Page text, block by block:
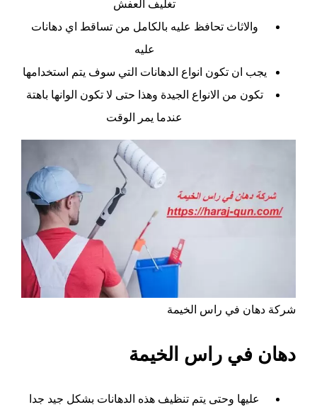
تغليف العفش
والاثاث تحافظ عليه بالكامل من تساقط اي دهانات
عليه
يجب ان تكون انواع الدهانات التي سوف يتم استخدامها
تكون من الانواع الجيدة وهذا حتى لا تكون الوانها باهتة
عندما يمر الوقت
شركة دهان في راس الخيمة
دهان في راس الخيمة
عليها وحتى يتم تنظيف هذه الدهانات بشكل جيد جدا